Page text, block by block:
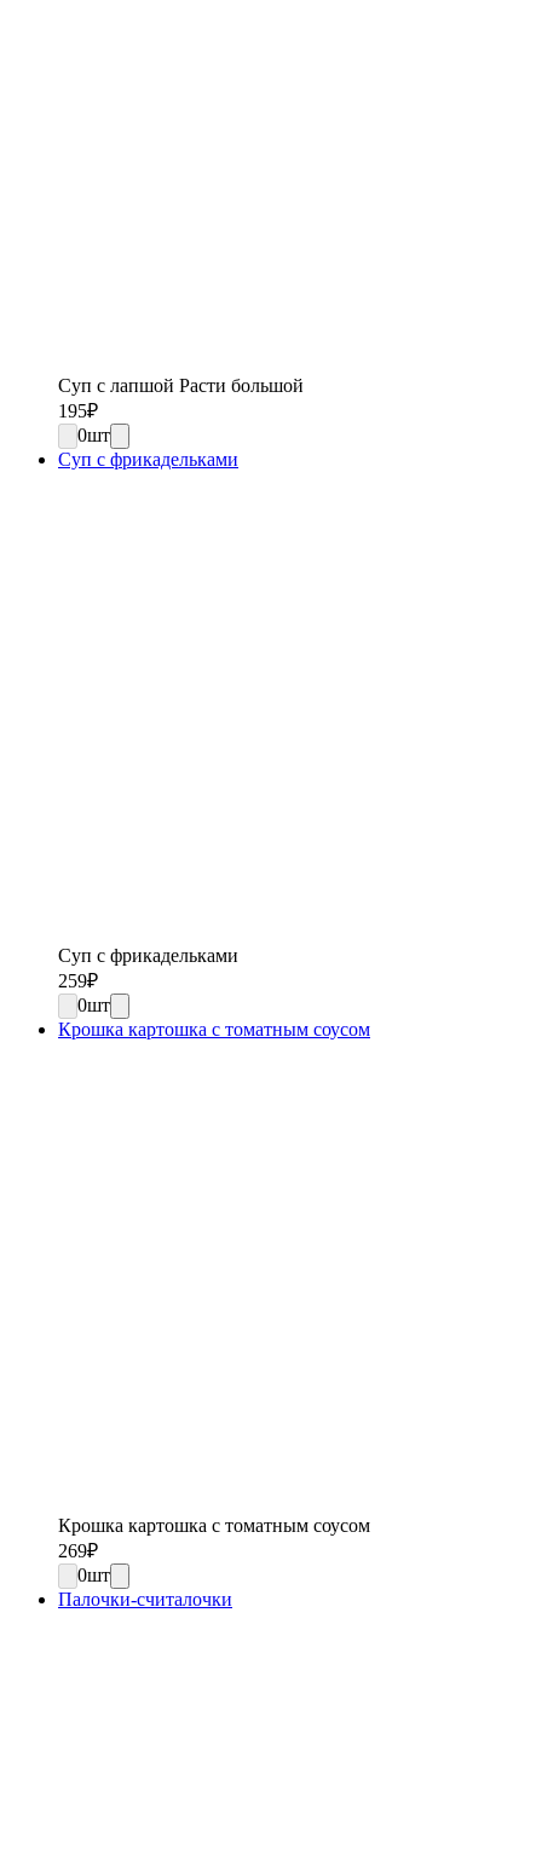
Суп с лапшой Расти большой
195₽
0шт
Суп с фрикадельками
Суп с фрикадельками
259₽
0шт
Крошка картошка с томатным соусом
Крошка картошка с томатным соусом
269₽
0шт
Палочки-считалочки